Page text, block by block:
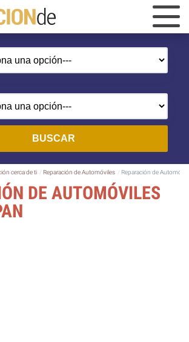
BUSCAR
cerca de ti Reparación de Automóviles Reparación de
DE AUTOMÓVILES